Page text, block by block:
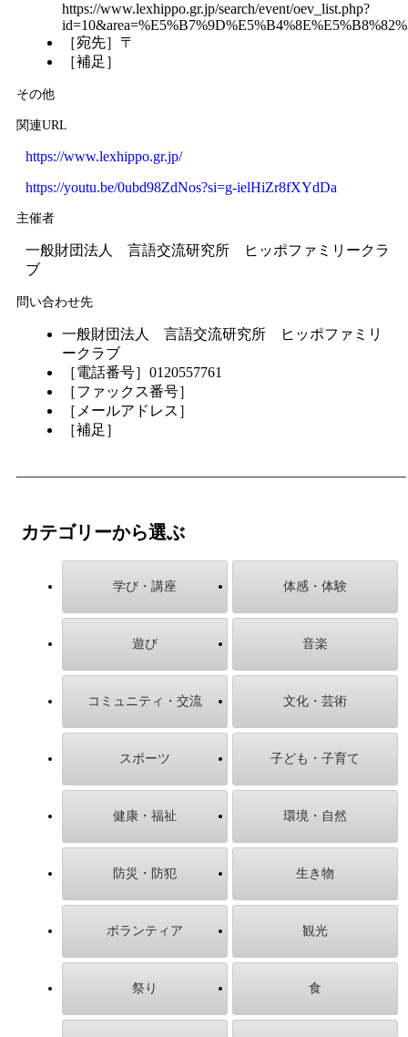
https://www.lexhippo.gr.jp/search/event/oev_list.php?
［宛先］〒
［補足］
その他
関連URL
https://www.lexhippo.gr.jp/
https://youtu.be/0ubd98ZdNos?si=g-ielHiZr8fXYdDa
主催者
一般財団法人 言語交流研究所 ヒッポファミリークラ
ブ
問い合わせ先
一般財団法人 言語交流研究所 ヒッポファミリ
ークラブ
［電話番号］0120557761
［ファックス番号］
［メールアドレス］
［補足］
カテゴリーから選ぶ
学び・講座 体感・体験
遊び 音楽
コミュニティ・交流 文化・芸術
スポーツ 子ども・子育て
健康・福祉 環境・自然
防災・防犯 生き物
ボランティア 観光
祭り 食